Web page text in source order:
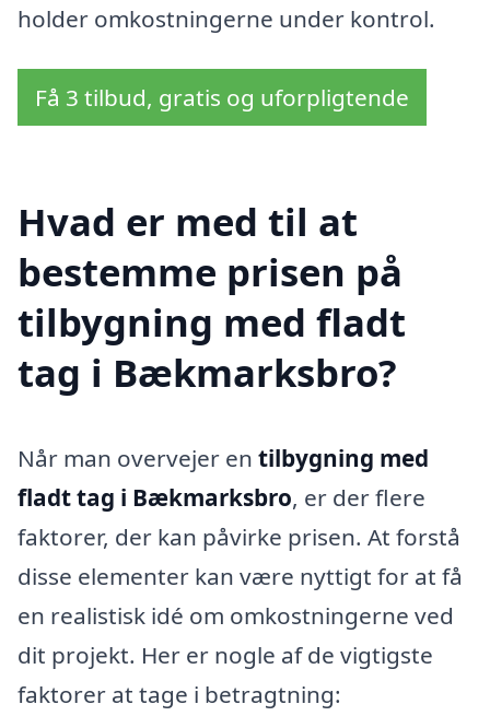
holder omkostningerne under kontrol.
Få 3 tilbud, gratis og uforpligtende
Hvad er med til at
bestemme prisen på
tilbygning med fladt
tag i Bækmarksbro?
Når man overvejer en tilbygning med
fladt tag i Bækmarksbro, er der flere
faktorer, der kan påvirke prisen. At forstå
disse elementer kan være nyttigt for at få
en realistisk idé om omkostningerne ved
dit projekt. Her er nogle af de vigtigste
faktorer at tage i betragtning: